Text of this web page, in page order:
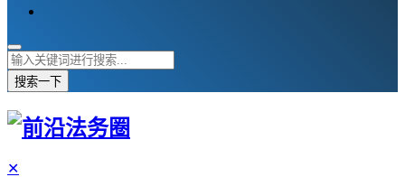
搜索一下
✕